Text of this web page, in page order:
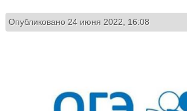
Опубликовано 24 июня 2022, 16:08